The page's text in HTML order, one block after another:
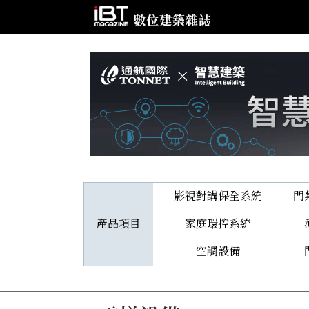
產品項目
影視對講保全系統
門
家庭環控系統
空調設備